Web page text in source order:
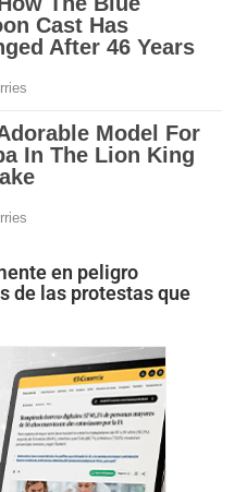
en peligro
de las protestas que